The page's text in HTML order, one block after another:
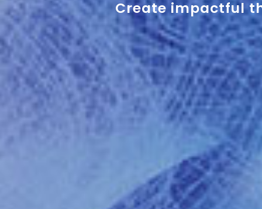
Create impactful